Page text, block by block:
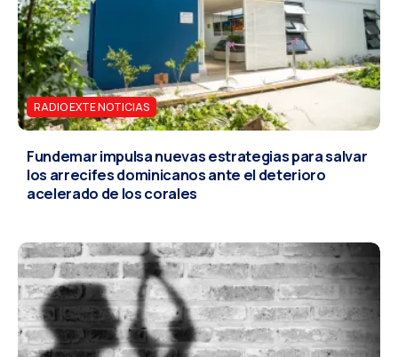
RADIO EXTE NOTICIAS
Fundemar impulsa nuevas estrategias para salvar
los arrecifes dominicanos ante el deterioro
acelerado de los corales